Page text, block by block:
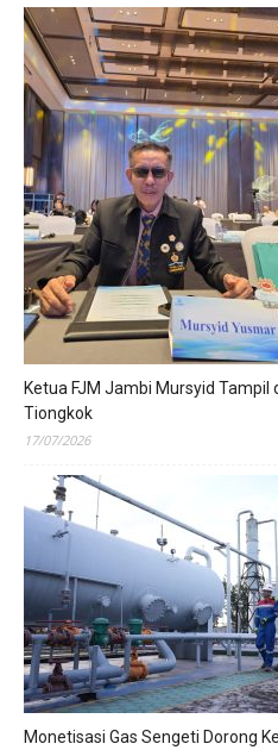
Ketua FJM Jambi Mursyid Tampil
Tiongkok
17/07/2026
Monetisasi Gas Sengeti Dorong